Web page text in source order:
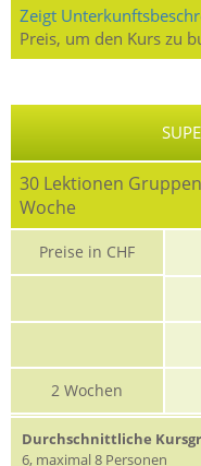
Zeigt
Preis, um den Kurs zu
30 Lektionen
Woche
Preise in CHF
2 Wochen
Durchschnittliche
6, maximal 8 Personen